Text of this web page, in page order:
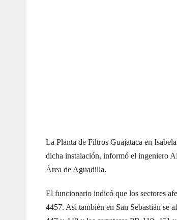
La Planta de Filtros Guajataca en
dicha instalación, informó el ingeniero
Área de Aguadilla.
El funcionario indicó que los sectores
4457. Así también en San Sebastián se